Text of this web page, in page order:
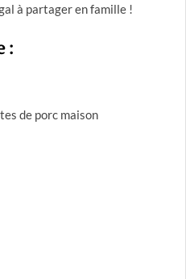
à partager en famille !
:
de porc maison